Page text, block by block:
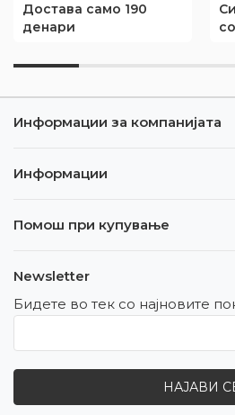
100% оргинални
производи
Информации за компанијата
Информации
Помош при купување
Newsletter
Бидете во тек со најновите
НАЈАВИ